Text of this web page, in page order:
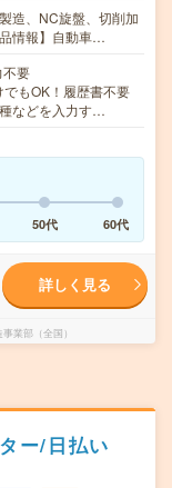
造、NC旋盤、切削加
情報】自動車…
不要
もOK！履歴書不要
などを入力す…
50代 60代
詳しく見る
業部（全国）
ー/日払い